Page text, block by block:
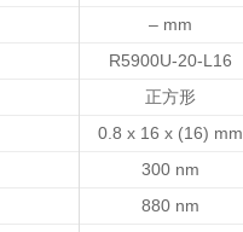
– mm
R5900U-20-L16
正方形
0.8 x 16 x (16) mm
300 nm
880 nm